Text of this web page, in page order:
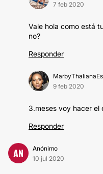
7 feb 2020
Vale hola como está
no?
Responder
9 feb 2020
3.meses voy hacer el
Responder
AN
Anónimo
10 jul 2020